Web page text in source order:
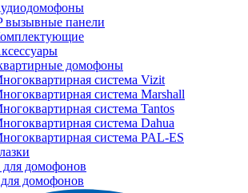
вызывные панели
домофоны
система Vizit
система Marshall
система Tantos
система Dahua
система PAL-ES
домофонов
домофонов